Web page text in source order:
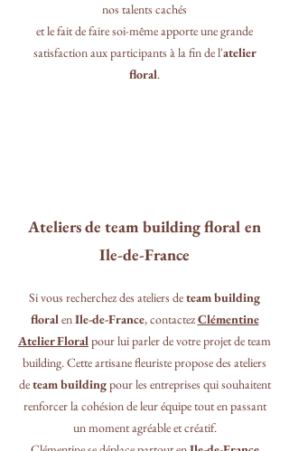
nos talents cachés
etle fait de faire soi-même apporte une grande
satisfaction aux participants à la fin de l'atelier
floral.
Ateliers de team building floral en
Ile-de-France
Si vous recherchez des ateliers deteam building
floralenIle-de-France, contactezClémentine
Atelier Floralpour lui parler de votre projet de team
building. Cette artisane fleuriste propose des ateliers
deteam buildingpour les entreprises qui souhaitent
renforcer la cohésion de leur équipe tout en passant
un moment agréable et créatif.